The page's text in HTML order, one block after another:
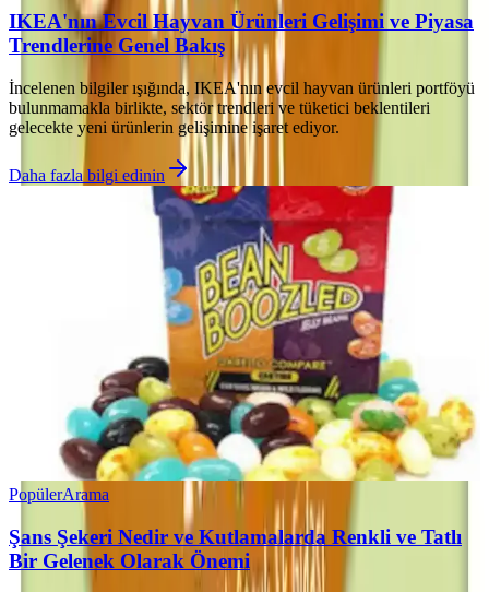
IKEA'nın Evcil Hayvan Ürünleri Gelişimi ve Piyasa
Trendlerine Genel Bakış
İncelenen bilgiler ışığında, IKEA'nın evcil hayvan ürünleri portföyü
bulunmamakla birlikte, sektör trendleri ve tüketici beklentileri
gelecekte yeni ürünlerin gelişimine işaret ediyor.
Daha fazla bilgi edinin
PopülerArama
Şans Şekeri Nedir ve Kutlamalarda Renkli ve Tatlı
Bir Gelenek Olarak Önemi